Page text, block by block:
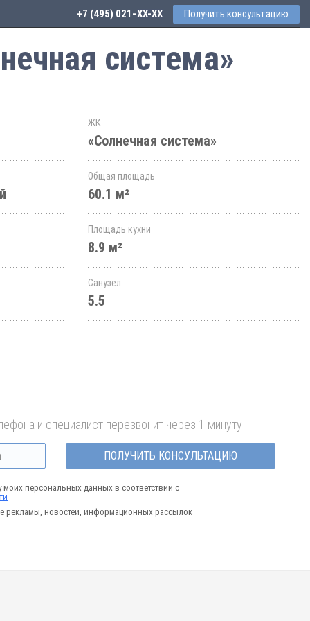
+7 (495) 021-41-76 Получить консультацию
система»
ЖК
«Солнечная система»
Общая площадь
60.1 м²
Площадь кухни
8.9 м²
Санузел
5.5
и специалист перезвонит через 1 минуту
ПОЛУЧИТЬ КОНСУЛЬТАЦИЮ
моих персональных данных в соответствии с
рекламы, новостей, информационных рассылок